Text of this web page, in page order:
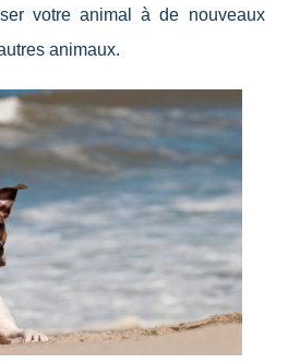
votre animal à de nouveaux
animaux.